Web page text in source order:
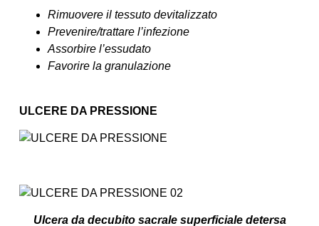
Rimuovere il tessuto devitalizzato
Prevenire/trattare l’infezione
Assorbire l’essudato
Favorire la granulazione
ULCERE DA PRESSIONE
Ulcera da decubito sacrale superficiale detersa